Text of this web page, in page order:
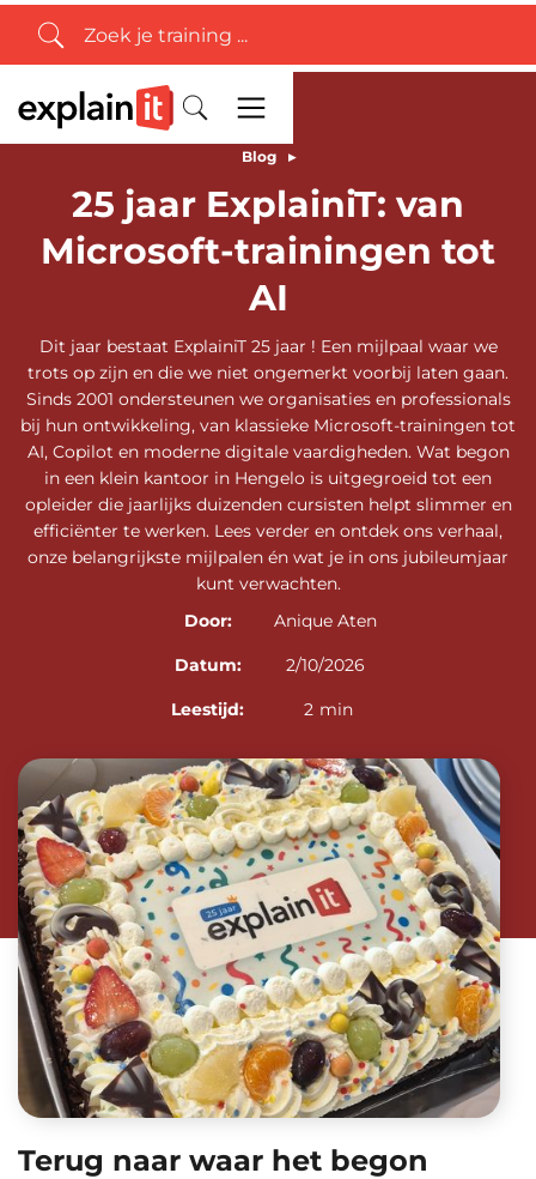
Blog ▸
25 jaar ExplainiT: van
Microsoft-trainingen tot
AI
Dit jaar bestaat ExplainiT 25 jaar ! Een mijlpaal waar we
trots op zijn en die we niet ongemerkt voorbij laten gaan.
Sinds 2001 ondersteunen we organisaties en professionals
bij hun ontwikkeling, van klassieke Microsoft-trainingen tot
AI, Copilot en moderne digitale vaardigheden. Wat begon
in een klein kantoor in Hengelo is uitgegroeid tot een
opleider die jaarlijks duizenden cursisten helpt slimmer en
efficiënter te werken. Lees verder en ontdek ons verhaal,
onze belangrijkste mijlpalen én wat je in ons jubileumjaar
kunt verwachten.
Door:
Anique Aten
Datum: 2/10/2026
Leestijd: 2 min
Terug naar waar het begon